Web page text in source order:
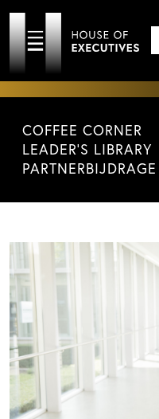
COFFEE CORNER
LEADER'S LIBRARY
PARTNERBIJDRAGE